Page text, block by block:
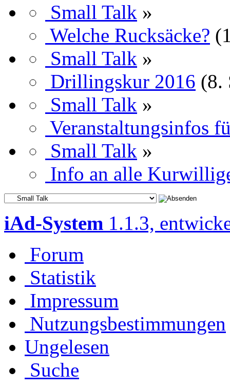
Small Talk »
Welche Rucksäcke?
Small Talk »
Drillingskur 2016 (8.
Small Talk »
Veranstaltungsinfos
Small Talk »
Info an alle
iAd-System 1.1.3,
Forum
Statistik
Impressum
Nutzungsbestimmungen
Ungelesen
Suche